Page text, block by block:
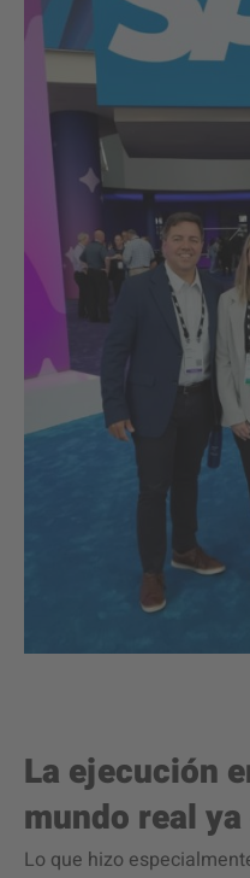
La ejecución
mundo real
Lo que hizo